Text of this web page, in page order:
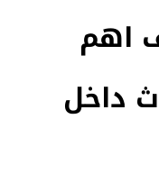
اهم
داخل